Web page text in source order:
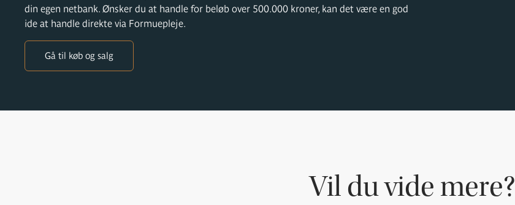
din egen netbank. Ønsker du at handle for beløb over 500.000 kroner, kan det være en god
ide at handle direkte via Formuepleje.
Gå til køb og salg
Vil du vide mere?